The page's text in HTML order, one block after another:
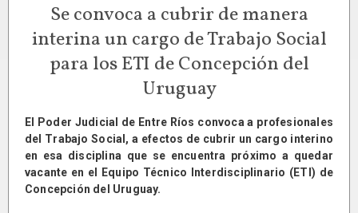
Se convoca a cubrir de manera
interina un cargo de Trabajo Social
para los ETI de Concepción del
Uruguay
El Poder Judicial de Entre Ríos convoca a profesionales
del Trabajo Social, a efectos de cubrir un cargo interino
en esa disciplina que se encuentra próximo a quedar
vacante en el Equipo Técnico Interdisciplinario (ETI) de
Concepción del Uruguay.